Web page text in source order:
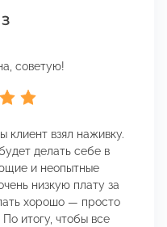
советую!
клиент взял наживку.
делать себе в
и неопытные
низкую плату за
хорошо — просто
итогу, чтобы все